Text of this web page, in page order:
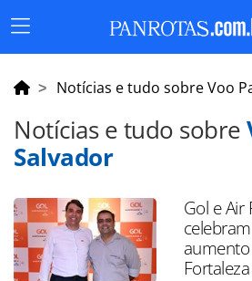
Menu
Principal
Notícias e tudo sobre Voo
Notícias e tudo sobre
Salvador
Gol e Air